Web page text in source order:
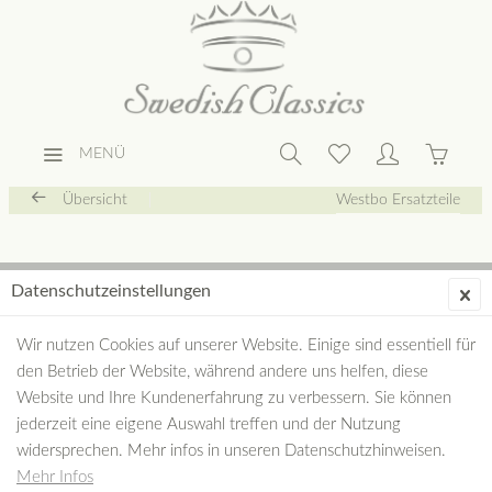
MENÜ
Übersicht Westbo Ersatzteile
Datenschutzeinstellungen
Wir nutzen Cookies auf unserer Website. Einige sind essentiell für
den Betrieb der Website, während andere uns helfen, diese
Website und Ihre Kundenerfahrung zu verbessern. Sie können
jederzeit eine eigene Auswahl treffen und der Nutzung
widersprechen. Mehr infos in unseren Datenschutzhinweisen.
Mehr Infos